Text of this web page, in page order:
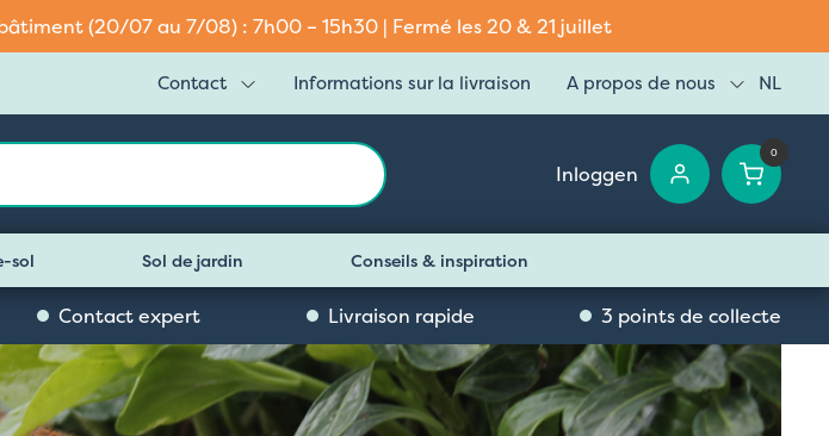
(20/07 au 7/08) : 7h00 – 15h30 | Fermé les 20 & 21 juillet
Contact Informations sur la livraison A propos de nous NL
Inloggen
0
sol Sol de jardin Conseils & inspiration
Contact expert Livraison rapide 3 points de collecte